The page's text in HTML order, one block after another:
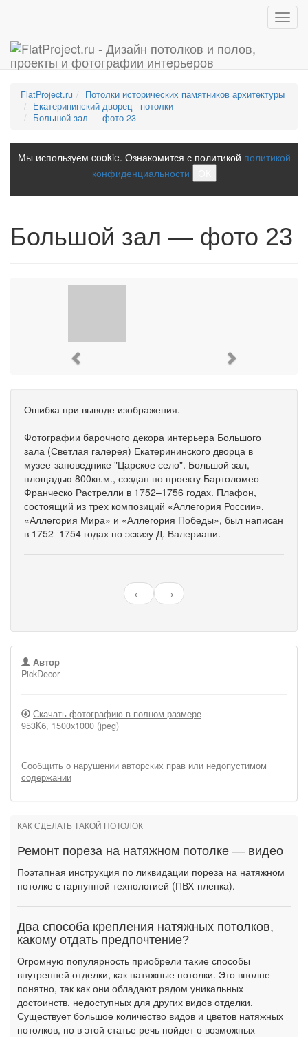
FlatProject.ru
Потолки исторических памятников архитектуры
Екатерининский дворец - потолки
Большой зал — фото 23
Мы используем cookie. Ознакомится с политикой политикой
конфиденциальности
Большой зал — фото 23
Ошибка при выводе изображения.
Фотографии барочного декора интерьера Большого
зала (Светлая галерея) Екатерининского дворца в
музее-заповеднике "Царское село". Большой зал,
площадью 800кв.м., создан по проекту Бартоломео
Франческо Растрелли в 1752–1756 годах. Плафон,
состоящий из трех композиций «Аллегория России»,
«Аллегория Мира» и «Аллегория Победы», был написан
в 1752–1754 годах по эскизу Д. Валериани.
← →
Автор
PickDecor
Скачать фотографию в полном размере
953Кб, 1500x1000 (jpeg)
Сообщить о нарушении авторских прав или недопустимом
содержании
КАК СДЕЛАТЬ ТАКОЙ ПОТОЛОК
Ремонт пореза на натяжном потолке — видео
Поэтапная инструкция по ликвидации пореза на натяжном
потолке с гарпунной технологией (ПВХ-пленка).
Два способа крепления натяжных потолков,
какому отдать предпочтение?
Огромную популярность приобрели такие способы
внутренней отделки, как натяжные потолки. Это вполне
понятно, так как они обладают рядом уникальных
достоинств, недоступных для других видов отделки.
Существует большое количество видов и цветов натяжных
потолков, но в этой статье речь пойдет о возможных